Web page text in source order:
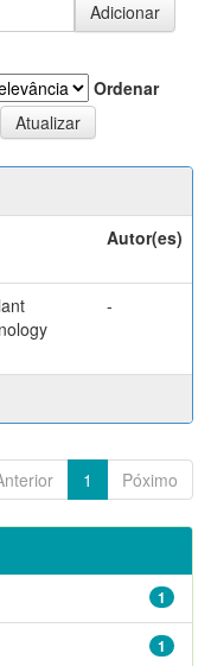
Ordenar
Autor(es)
-
1 Póximo
1
1